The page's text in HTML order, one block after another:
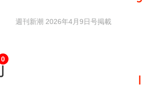
週刊新潮 2026年4月9日号掲載
0